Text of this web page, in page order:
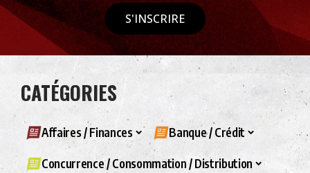
S'INSCRIRE
CATÉGORIES
Affaires / Finances Banque / Crédit
Concurrence / Consommation / Distribution